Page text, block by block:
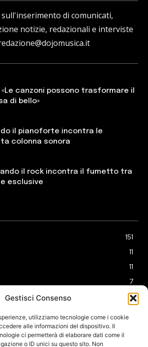
Gestisci Consenso
utilizziamo tecnologie come i cookie
alle informazioni del dispositivo. Il
ci permetterà di elaborare dati come il
o ID unici su questo sito. Non
di comunicati,
notizie, redazionali e interviste
canzoni possono trasformare il
di bello»
il pianoforte incontra le
colonna sonora
il rock incontra il fumetto tra
esclusive
151
11
11
7
3